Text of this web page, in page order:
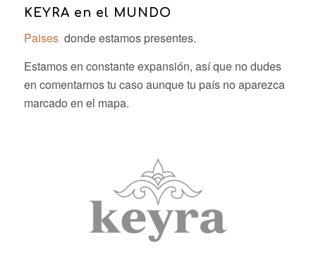
KEYRA en el MUNDO
Paises donde estamos presentes.
Estamos en constante expansión, así que no dudes
en comentarnos tu caso aunque tu país no aparezca
marcado en el mapa.